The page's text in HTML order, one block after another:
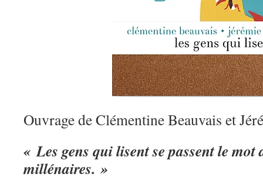
Ouvrage de Clémentine Beauvais et
« Les gens qui lisent se passent le mot
millénaires. »